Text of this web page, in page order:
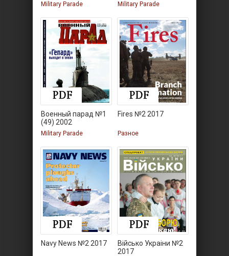
Military Parade Military Parade
Военный парад №1
(49) 2002
Military Parade
Fires №2 2017
Разное
Navy News №2 2017
Військо Украiни №2
2017